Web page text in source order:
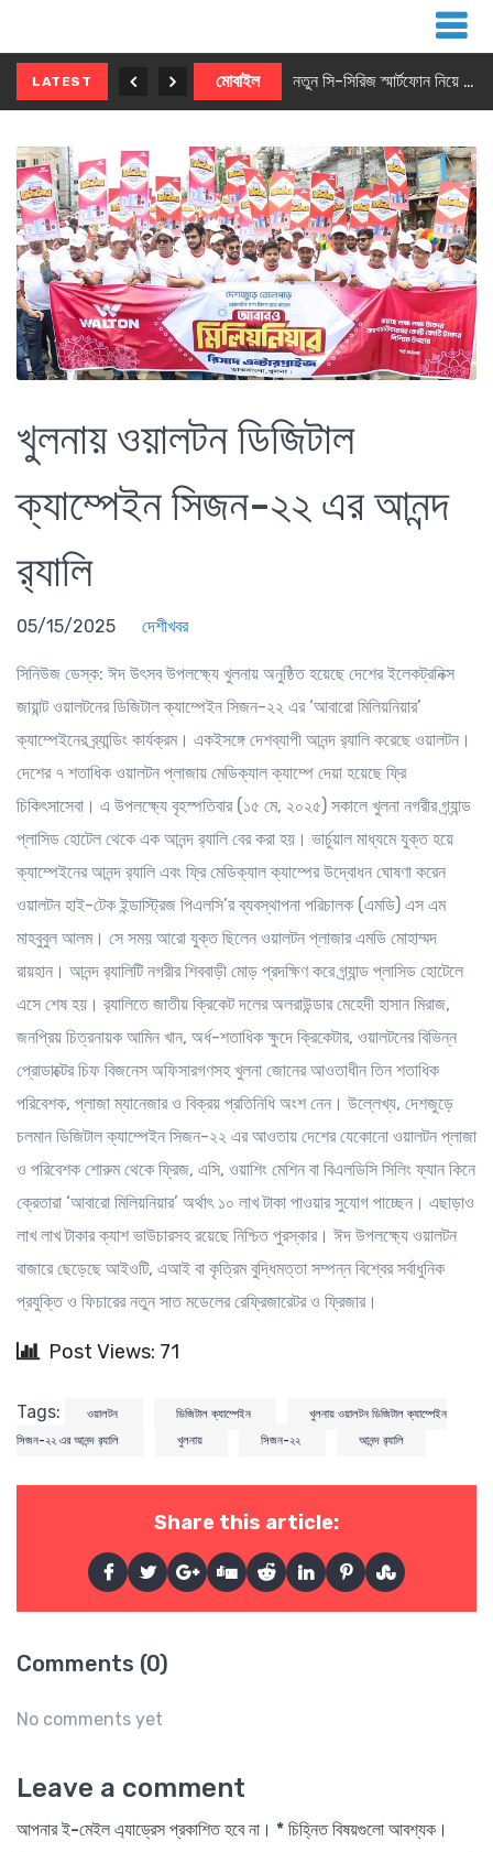
LATEST মোবাইল নতুন সি-সিরিজ স্মার্টফোন নিয়ে আসছে রিয়েলমি
খুলনায় ওয়ালটন ডিজিটাল
ক্যাম্পেইন সিজন-২২ এর আনন্দ
র‌্যালি
05/15/2025 দেশীখবর
সিনিউজ ডেস্ক: ঈদ উৎসব উপলক্ষ্যে খুলনায় অনুষ্ঠিত হয়েছে দেশের ইলেকট্রনিক্স
জায়ান্ট ওয়ালটনের ডিজিটাল ক্যাম্পেইন সিজন-২২ এর ‘আবারো মিলিয়নিয়ার’
ক্যাম্পেইনের ব্র্যান্ডিং কার্যক্রম। একইসঙ্গে দেশব্যাপী আনন্দ র‌্যালি করেছে ওয়ালটন।
দেশের ৭ শতাধিক ওয়ালটন প্লাজায় মেডিক্যাল ক্যাম্পে দেয়া হয়েছে ফ্রি
চিকিৎসাসেবা। এ উপলক্ষ্যে বৃহস্পতিবার (১৫ মে, ২০২৫) সকালে খুলনা নগরীর গ্র্যান্ড
প্লাসিড হোটেল থেকে এক আনন্দ র‌্যালি বের করা হয়। ভার্চুয়াল মাধ্যমে যুক্ত হয়ে
ক্যাম্পেইনের আনন্দ র‌্যালি এবং ফ্রি মেডিক্যাল ক্যাম্পের উদ্বোধন ঘোষণা করেন
ওয়ালটন হাই-টেক ইন্ডাস্ট্রিজ পিএলসি’র ব্যবস্থাপনা পরিচালক (এমডি) এস এম
মাহবুবুল আলম। সে সময় আরো যুক্ত ছিলেন ওয়ালটন প্লাজার এমডি মোহাম্মদ
রায়হান। আনন্দ র‌্যালিটি নগরীর শিববাড়ী মোড় প্রদক্ষিণ করে গ্র্যান্ড প্লাসিড হোটেলে
এসে শেষ হয়। র‌্যালিতে জাতীয় ক্রিকেট দলের অলরাউন্ডার মেহেদী হাসান মিরাজ,
জনপ্রিয় চিত্রনায়ক আমিন খান, অর্ধ-শতাধিক ক্ষুদে ক্রিকেটার, ওয়ালটনের বিভিন্ন
প্রোডাক্টের চিফ বিজনেস অফিসারগণসহ খুলনা জোনের আওতাধীন তিন শতাধিক
পরিবেশক, প্লাজা ম্যানেজার ও বিক্রয় প্রতিনিধি অংশ নেন। উল্লেখ্য, দেশজুড়ে
চলমান ডিজিটাল ক্যাম্পেইন সিজন-২২ এর আওতায় দেশের যেকোনো ওয়ালটন প্লাজা
ও পরিবেশক শোরুম থেকে ফ্রিজ, এসি, ওয়াশিং মেশিন বা বিএলডিসি সিলিং ফ্যান কিনে
ক্রেতারা ‘আবারো মিলিয়নিয়ার’ অর্থাৎ ১০ লাখ টাকা পাওয়ার সুযোগ পাচ্ছেন। এছাড়াও
লাখ লাখ টাকার ক্যাশ ভাউচারসহ রয়েছে নিশ্চিত পুরস্কার। ঈদ উপলক্ষ্যে ওয়ালটন
বাজারে ছেড়েছে আইওটি, এআই বা কৃত্রিম বুদ্ধিমত্তা সম্পন্ন বিশ্বের সর্বাধুনিক
প্রযুক্তি ও ফিচারের নতুন সাত মডেলের রেফ্রিজারেটর ও ফ্রিজার।
Post Views: 71
Tags: ওয়ালটন ডিজিটাল ক্যাম্পেইন
খুলনায় ওয়ালটন ডিজিটাল ক্যাম্পেইন
সিজন-২২ এর আনন্দ র‌্যালি
খুলনায় সিজন-২২ আনন্দ র‌্যালি
Share this article:
Comments (0)
No comments yet
Leave a comment
আপনার ই-মেইল এ্যাড্রেস প্রকাশিত হবে না। * চিহ্নিত বিষয়গুলো আবশ্যক।